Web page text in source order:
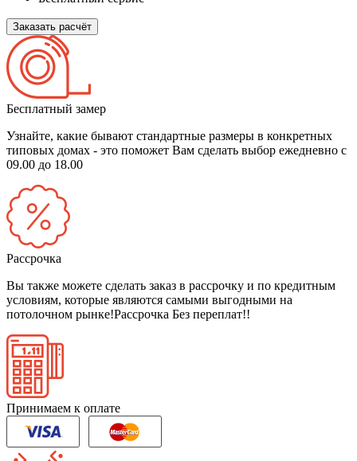
Заказать расчёт
Бесплатный замер
Узнайте, какие бывают стандартные размеры в конкретных
типовых домах - это поможет Вам сделать выбор ежедневно с
09.00 до 18.00
Рассрочка
Вы также можете сделать заказ в рассрочку и по кредитным
условиям, которые являются самыми выгодными на
потолочном рынке!Рассрочка Без переплат!!
Принимаем к оплате